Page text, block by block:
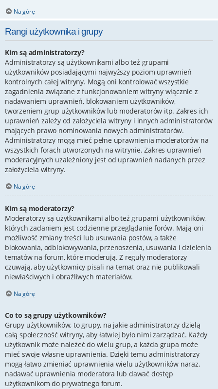
Na górę
Rangi użytkownika i grupy
Kim są administratorzy?
Administratorzy są użytkownikami albo też grupami
użytkowników posiadającymi najwyższy poziom uprawnień
kontrolnych całej witryny. Mogą oni kontrolować wszystkie
zagadnienia związane z funkcjonowaniem witryny włącznie z
nadawaniem uprawnień, blokowaniem użytkowników,
tworzeniem grup użytkowników lub moderatorów itp. Zakres ich
uprawnień zależy od założyciela witryny i innych administratorów
mających prawo nominowania nowych administratorów.
Administratorzy mogą mieć pełne uprawnienia moderatorów na
wszystkich forach utworzonych na witrynie. Zakres uprawnień
moderacyjnych uzależniony jest od uprawnień nadanych przez
założyciela witryny.
Na górę
Kim są moderatorzy?
Moderatorzy są użytkownikami albo też grupami użytkowników,
których zadaniem jest codzienne przeglądanie forów. Mają oni
możliwość zmiany treści lub usuwania postów, a także
blokowania, odblokowywania, przenoszenia, usuwania i dzielenia
tematów na forum, które moderują. Z reguły moderatorzy
czuwają, aby użytkownicy pisali na temat oraz nie publikowali
niewłaściwych i obraźliwych materiałów.
Na górę
Co to są grupy użytkowników?
Grupy użytkowników, to grupy, na jakie administratorzy dzielą
całą społeczność witryny, aby łatwiej było nimi zarządzać. Każdy
użytkownik może należeć do wielu grup, a każda grupa może
mieć swoje własne uprawnienia. Dzięki temu administratorzy
mogą łatwo zmieniać uprawnienia wielu użytkowników naraz,
nadawać uprawnienia moderatora lub dawać dostęp
użytkownikom do prywatnego forum.